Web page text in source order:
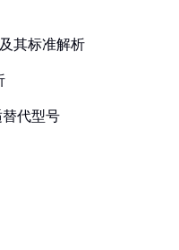
其标准解析
替代型号